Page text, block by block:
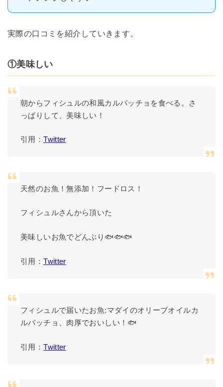
実際の口コミを紹介していきます。
①美味しい
朝からフィシュルの和風カルパッチョを食べる。さ
っぱりして、美味しい！
引用：Twitter
天然のお魚！無添加！フードロス！
フィシュルさんから頂いた
美味しいお魚でどんぶり🐟🐟🐟
引用：Twitter
フィシュルで届いたお魚:マダイのオリーブオイルカ
ルパッチョ、肉厚でおいしい！🐟
引用：Twitter